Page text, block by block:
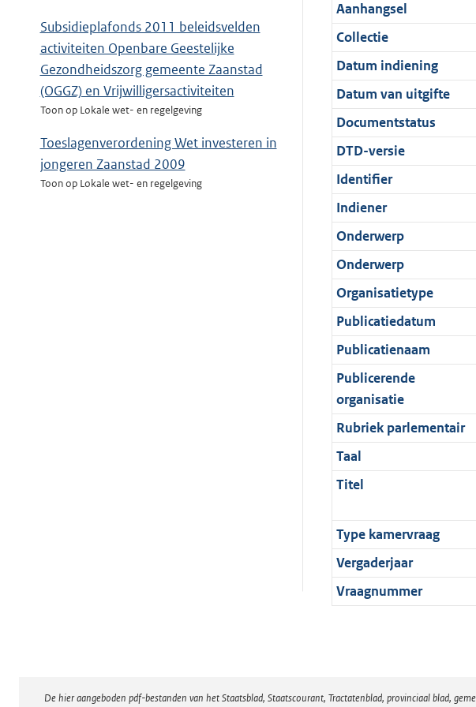
Subsidieplafonds 2011 beleidsvelden
activiteiten Openbare Geestelijke
Gezondheidszorg gemeente Zaanstad
(OGGZ) en Vrijwilligersactiviteiten
Toon op Lokale wet- en regelgeving
Toeslagenverordening Wet investeren in
jongeren Zaanstad 2009
Toon op Lokale wet- en regelgeving
i
e
i
n
f
o
r
m
a
a
t
3
9
K
b
t
i
e
i
n
f
o
r
m
a
a
t
:
7
K
b
a
t
i
e
i
n
f
o
r
m
a
a
t
e
:
4
K
b
c
a
t
i
e
i
n
f
o
r
m
a
a
t
t
e
:
8
K
b
Aanhangsel
Collectie
Datum indiening
Datum van uitgifte
Documentstatus
DTD-versie
Identifier
Indiener
Onderwerp
Onderwerp
Organisatietype
Publicatiedatum
Publicatienaam
Publicerende
organisatie
Rubriek parlementair
Taal
Titel
Type kamervraag
Vergaderjaar
Vraagnummer
De hier aangeboden pdf-bestanden van het Staatsblad, Staatscourant, Tractatenblad, provinciaal blad,